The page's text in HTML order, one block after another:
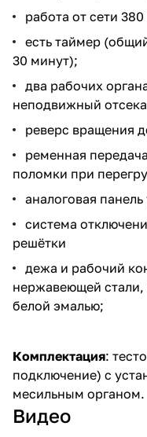
работа от сети
есть таймер
30 минут);
два рабочих
неподвижный
реверс вращения
ременная
поломки при
аналоговая
cистема
решётки
дежа и рабочий
нержавеющей стали,
белой эмалью;
Комплектация:
подключение) с
месильным органом.
Видео